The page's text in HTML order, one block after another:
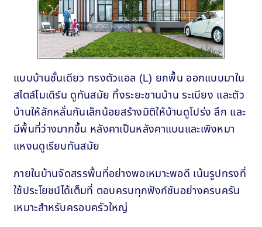
แบบบ้านชั้นเดียว ทรงตัวแอล (L) ยกพื้น ออกแบบมาใน
สไตล์โมเดิร์น ดูทันสมัย ทิ้งระยะชานบ้าน ระเบียง และตัว
บ้านให้ลักหลั่นกันเล็กน้อยสร้างมิติให้บ้านดูโปร่ง ลึก และ
มีพื้นที่ว่างมากขึ้น หลังคาเป็นหลังคาแบนและเพิงหมา
แหงนดูเรียบทันสมัย
ภายในบ้านจัดสรรพื้นที่อย่างพอเหมาะพอดี เน้นรูปทรงที่
ใช้ประโยชน์ได้เต็มที่ ตอบครบทุกฟังก์ชันอย่างครบครัน
เหมาะสำหรับครอบครัวใหญ่